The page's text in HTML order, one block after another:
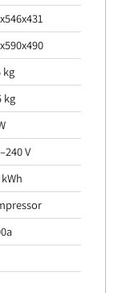
kg
kg
V